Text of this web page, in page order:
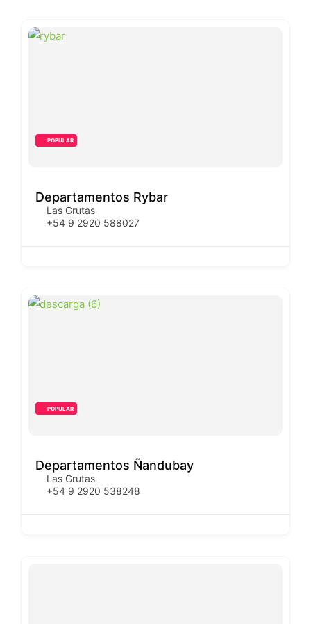
POPULAR
Departamentos Rybar
Las Grutas
+54 9 2920 588027
POPULAR
Departamentos Ñandubay
Las Grutas
+54 9 2920 538248